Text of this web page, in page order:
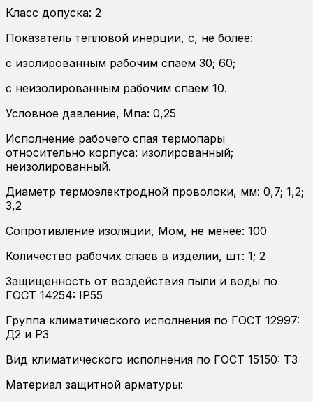
Класс допуска: 2
Показатель тепловой инерции, с, не более:
с изолированным рабочим спаем 30; 60;
с неизолированным рабочим спаем 10.
Условное давление, Мпа: 0,25
Исполнение рабочего спая термопары
относительно корпуса: изолированный;
неизолированный.
Диаметр термоэлектродной проволоки, мм: 0,7; 1,2;
3,2
Сопротивление изоляции, Мом, не менее: 100
Количество рабочих спаев в изделии, шт: 1; 2
Защищенность от воздействия пыли и воды по
ГОСТ 14254: IP55
Группа климатического исполнения по ГОСТ 12997:
Д2 и Р3
Вид климатического исполнения по ГОСТ 15150: Т3
Материал защитной арматуры: